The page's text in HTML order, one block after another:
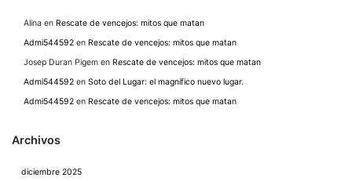
Alina en Rescate de vencejos: mitos que matan
Admi544592 en Rescate de vencejos: mitos que matan
Josep Duran Pigem en Rescate de vencejos: mitos que matan
Admi544592 en Soto del Lugar: el magnífico nuevo lugar.
Admi544592 en Rescate de vencejos: mitos que matan
Archivos
diciembre 2025